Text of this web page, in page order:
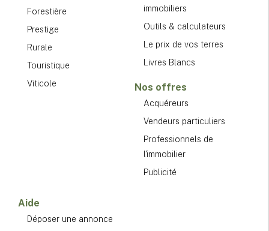
Forestière
Prestige
Rurale
Touristique
Viticole
immobiliers
Outils & calculateurs
Le prix de vos terres
Livres Blancs
Nos offres
Acquéreurs
Vendeurs particuliers
Professionnels de
l'immobilier
Publicité
Aide
Déposer une annonce